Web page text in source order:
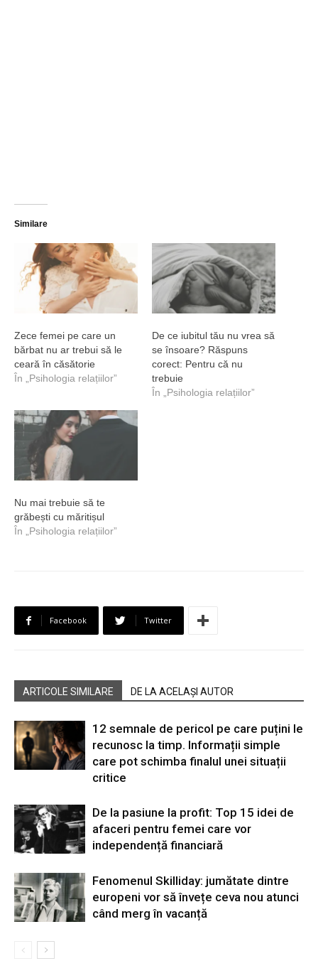
Similare
Zece femei pe care un
bărbat nu ar trebui să le
ceară în căsătorie
În „Psihologia relațiilor”
De ce iubitul tău nu vrea să
se însoare? Răspuns
corect: Pentru că nu
trebuie
În „Psihologia relațiilor”
Nu mai trebuie să te
grăbești cu măritișul
În „Psihologia relațiilor”
Facebook Twitter
ARTICOLE SIMILARE DE LA ACELAȘI AUTOR
12 semnale de pericol pe care puțini le
recunosc la timp. Informații simple
care pot schimba finalul unei situații
critice
De la pasiune la profit: Top 15 idei de
afaceri pentru femei care vor
independență financiară
Fenomenul Skilliday: jumătate dintre
europeni vor să învețe ceva nou atunci
când merg în vacanță